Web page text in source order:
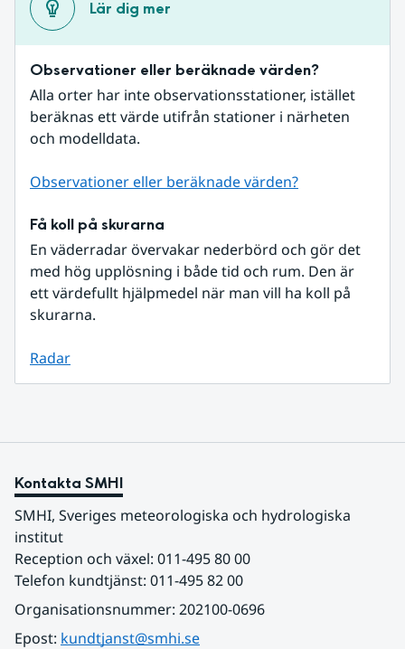
Lär dig mer
Observationer eller beräknade värden?
Alla orter har inte observationsstationer, istället
beräknas ett värde utifrån stationer i närheten
och modelldata.
Observationer eller beräknade värden?
Få koll på skurarna
En väderradar övervakar nederbörd och gör det
med hög upplösning i både tid och rum. Den är
ett värdefullt hjälpmedel när man vill ha koll på
skurarna.
Radar
Kontakta SMHI
SMHI, Sveriges meteorologiska och hydrologiska
institut
Reception och växel: 011-495 80 00
Telefon kundtjänst: 011-495 82 00
Organisationsnummer: 202100-0696
Epost: kundtjanst@smhi.se